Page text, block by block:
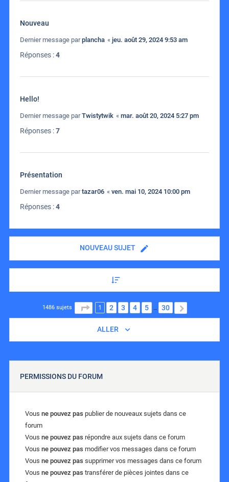
Nouveau
Dernier message parplancha « jeu. août 29, 2024 9:53 am
Réponses :4
Hello!
Dernier message parTwistytwik « mar. août 20, 2024 5:27 pm
Réponses :7
Présentation
Dernier message partazar06 « ven. mai 10, 2024 10:00 pm
Réponses :4
NOUVEAU SUJET
1486 sujets PAGE 1 SUR 30
1 2 3 4 5 … 30
ALLER
PERMISSIONS DU FORUM
Vous ne pouvez pas publier de nouveaux sujets dans ce
forum
Vous ne pouvez pas répondre aux sujets dans ce forum
Vous ne pouvez pas modifier vos messages dans ce forum
Vous ne pouvez pas supprimer vos messages dans ce forum
Vous ne pouvez pas transférer de pièces jointes dans ce